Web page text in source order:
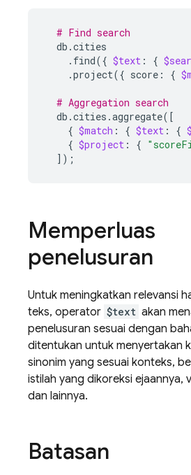
# Find search
.find({ $text : {
.project({ score: {
# Aggregation search
db.cities.aggregate([
{ $match : { $text : {
{ $project : {
]) ;
Memperluas
penelusuran
Untuk meningkatkan relevansi
teks, operator $text akan
penelusuran sesuai dengan
ditentukan untuk menyertakan
sinonim yang sesuai konteks,
istilah yang dikoreksi ejaannya,
dan lainnya.
Batasan